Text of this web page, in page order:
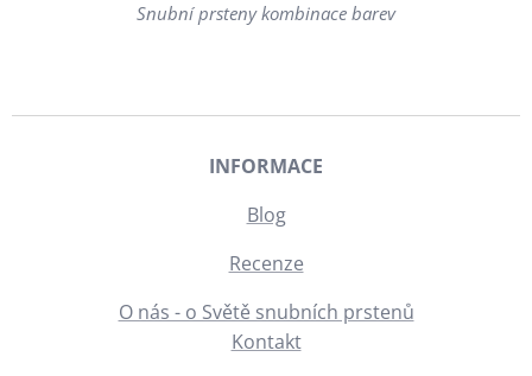
Snubní prsteny kombinace barev
INFORMACE
Blog
Recenze
O nás - o Světě snubních prstenů
Kontakt